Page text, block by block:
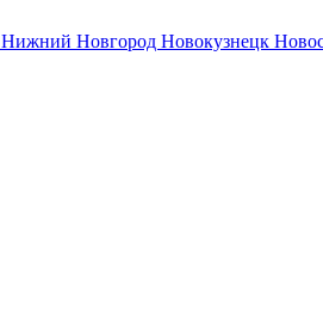
Нижний Новгород Новокузнецк